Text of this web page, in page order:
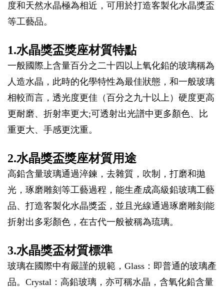
度和天然水晶極為相近，可用於打造客製化水晶獎盃
等工藝品。
1.水晶獎盃獎座材質特點
一般國際上含量百分之二十四以上氧化鉛的玻璃稱為
人造水晶，此時的化學特性為最佳狀態，和一般玻璃
相較而言，透光度更佳（百分之九十以上）硬度更高
更耐磨、折射率更大;可透射出光譜中更多顏色、比
重更大、手感更沈重。
2.水晶獎盃獎座材質用途
高鉛含量玻璃通過淬鍊，去雜質，吹制，打磨和拋
光，琢磨雕刻等工藝過程，能生產成高級鉛玻璃工藝
品、打造客製化水晶獎盃，並且光線通過琢磨雕刻能
折射出多彩顏色，在古代一般被稱為琉璃。
3.水晶獎盃材質標準
玻璃在國際中有嚴謹的規範，Glass：即普通的玻璃產
品。Crystal：高鉛玻璃，亦可稱水晶，含氧化鉛含量